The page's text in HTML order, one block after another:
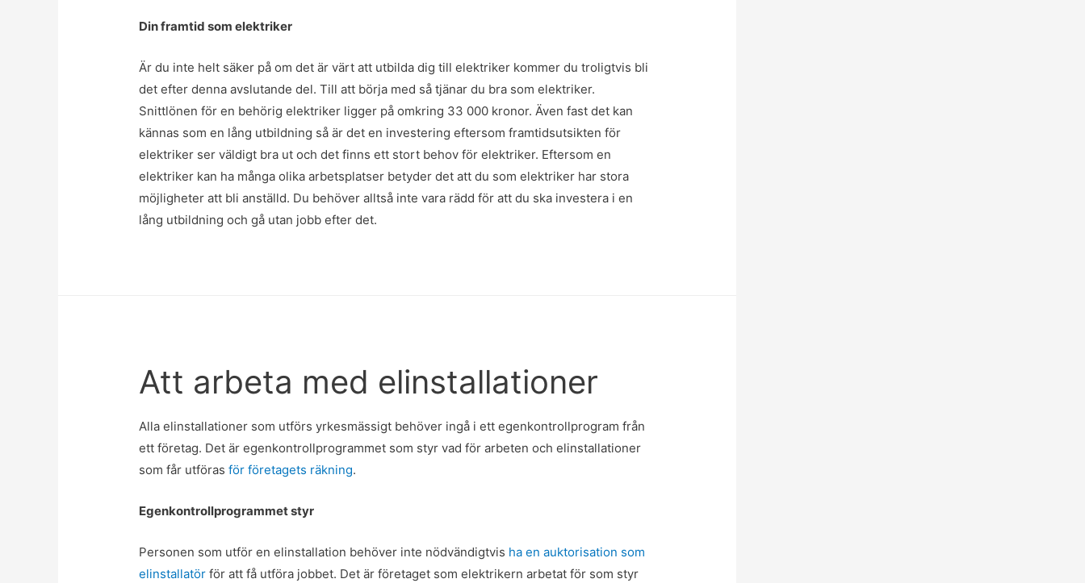
Din framtid som elektriker
Är du inte helt säker på om det är värt att utbilda dig till elektriker kommer du troligtvis bli
det efter denna avslutande del. Till att börja med så tjänar du bra som elektriker.
Snittlönen för en behörig elektriker ligger på omkring 33 000 kronor. Även fast det kan
kännas som en lång utbildning så är det en investering eftersom framtidsutsikten för
elektriker ser väldigt bra ut och det finns ett stort behov för elektriker. Eftersom en
elektriker kan ha många olika arbetsplatser betyder det att du som elektriker har stora
möjligheter att bli anställd. Du behöver alltså inte vara rädd för att du ska investera i en
lång utbildning och gå utan jobb efter det.
Att arbeta med elinstallationer
Alla elinstallationer som utförs yrkesmässigt behöver ingå i ett egenkontrollprogram från
ett företag. Det är egenkontrollprogrammet som styr vad för arbeten och elinstallationer
som får utförasför företagets räkning.
Egenkontrollprogrammet styr
Personen som utför en elinstallation behöver inte nödvändigtvis ha en auktorisation som
elinstallatör för att få utföra jobbet. Det är företaget som elektrikern arbetat för som styr